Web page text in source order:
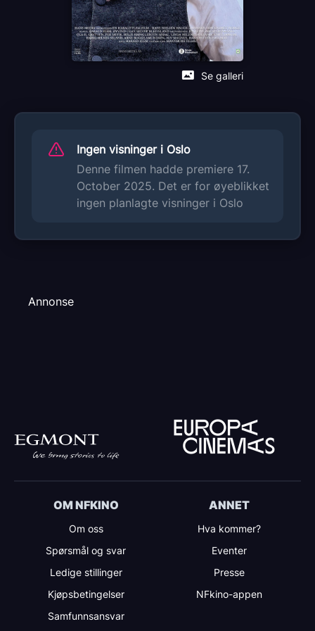
Se galleri
Dokumentar
Begrunnelse for aldersgrense
Denne filmen inneholder ingen scener som
tillatt for alle.
Distributør
Manymore AS
Ingen visninger i Oslo
Denne filmen hadde premiere 17.
October 2025. Det er for øyeblikket
ingen planlagte visninger i Oslo
Annonse
OM NFKINO
Om oss
Spørsmål og svar
Ledige stillinger
Kjøpsbetingelser
Samfunnsansvar
ANNET
Hva kommer?
Eventer
Presse
NFkino-appen